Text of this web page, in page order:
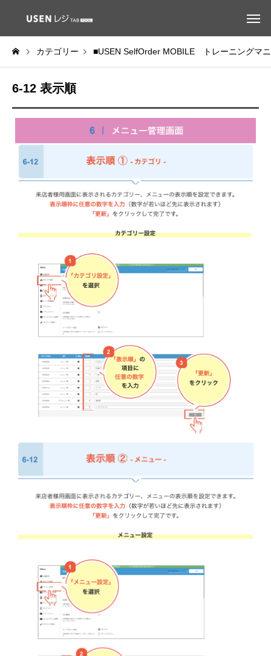
カテゴリー ■USEN SelfOrder MOBILE トレーニングマ
6-12 表示順